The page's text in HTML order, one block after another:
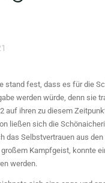
stand fest, dass es für die
werden würde, denn sie
auf ihren zu diesem
ließen sich die
das Selbstvertrauen aus den
Kampfgeist, konnte
werden.